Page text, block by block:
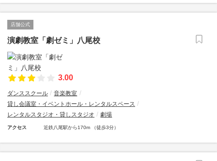
店舗公式
演劇教室「劇ゼミ」八尾校
3.00
ダンススクール
音楽教室
貸し会議室・イベントホール・レンタルスペース
レンタルスタジオ・貸しスタジオ
劇場
アクセス 近鉄八尾駅から170m （徒歩3分）